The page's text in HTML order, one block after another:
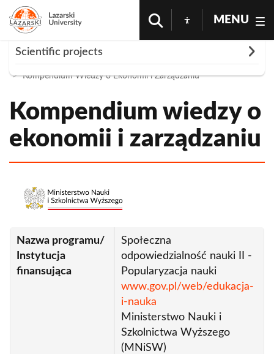
MENU
Kompendium Wiedzy o Ekonomii i Zarządzaniu
Kompendium wiedzy o
ekonomii i zarządzaniu
Obraz
Nazwa programu/
Instytucja
finansująca
Społeczna
odpowiedzialność nauki II -
Popularyzacja nauki
www.gov.pl/web/edukacja-
i-nauka
Ministerstwo Nauki i
Szkolnictwa Wyższego
(MNiSW)
Scientific projects
Rozwiń
Projects
Implemented projects
Completed projects